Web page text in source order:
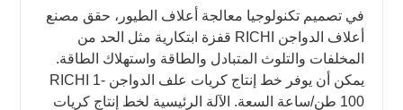
في تصميم تكنولوجيا معالجة أعلاف الطيور، حقق مصنع
أعلاف الدواجن RICHI قفزة ابتكارية مثل الحد من
المخلفات والتلوث المتبادل والطاقة واستهلاك الطاقة.
يمكن أن يوفر خط إنتاج كريات علف الدواجن RICHI 1-
100 طن/ساعة السعة. الآلة الرئيسية لخط إنتاج كريات